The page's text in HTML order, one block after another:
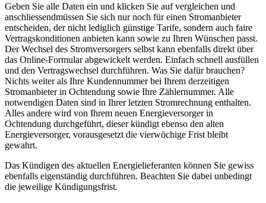
Geben Sie alle Daten ein und klicken Sie auf vergleichen und
anschliessendmüssen Sie sich nur noch für einen Stromanbieter
entscheiden, der nicht lediglich günstige Tarife, sondern auch faire
Vertragskonditionen anbieten kann sowie zu Ihren Wünschen passt.
Der Wechsel des Stromversorgers selbst kann ebenfalls direkt über
das Online-Formular abgewickelt werden. Einfach schnell ausfüllen
und den Vertragswechsel durchführen. Was Sie dafür brauchen?
Nichts weiter als Ihre Kundennummer bei Ihrem derzeitigen
Stromanbieter in Ochtendung sowie Ihre Zählernummer. Alle
notwendigen Daten sind in Ihrer letzten Stromrechnung enthalten.
Alles andere wird von Ihrem neuen Energieversorger in
Ochtendung durchgeführt, dieser kündigt ebenso den alten
Energieversorger, vorausgesetzt die vierwöchige Frist bleibt
gewahrt.
Das Kündigen des aktuellen Energielieferanten können Sie gewiss
ebenfalls eigenständig durchführen. Beachten Sie dabei unbedingt
die jeweilige Kündigungsfrist.